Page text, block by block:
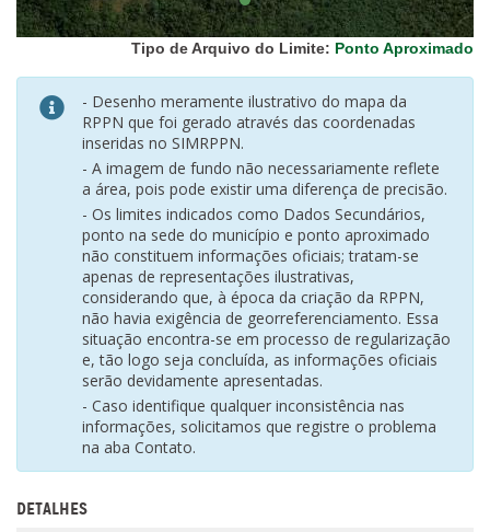
(IBGE)
Tipo de Arquivo do Limite: Ponto Aproximado
- Desenho meramente ilustrativo do mapa da
RPPN que foi gerado através das coordenadas
inseridas no SIMRPPN.
- A imagem de fundo não necessariamente reflete
a área, pois pode existir uma diferença de precisão.
- Os limites indicados como Dados Secundários,
ponto na sede do município e ponto aproximado
não constituem informações oficiais; tratam-se
apenas de representações ilustrativas,
considerando que, à época da criação da RPPN,
não havia exigência de georreferenciamento. Essa
situação encontra-se em processo de regularização
e, tão logo seja concluída, as informações oficiais
serão devidamente apresentadas.
- Caso identifique qualquer inconsistência nas
informações, solicitamos que registre o problema
na aba Contato.
DETALHES